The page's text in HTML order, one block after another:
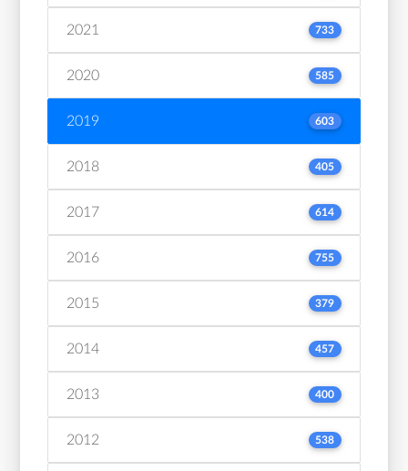
2021 733
2020 585
2019 603
2018 405
2017 614
2016 755
2015 379
2014 457
2013 400
2012 538